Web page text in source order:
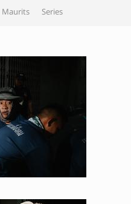
Maurits Series